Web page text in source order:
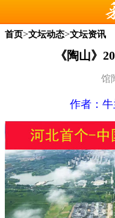
首页>文坛动态>文坛资讯
《陶山》
馆
作者： 牛